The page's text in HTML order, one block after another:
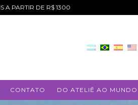
A PARTIR DE R$ 1300
CONTATO DO ATELIÊ AO MUNDO